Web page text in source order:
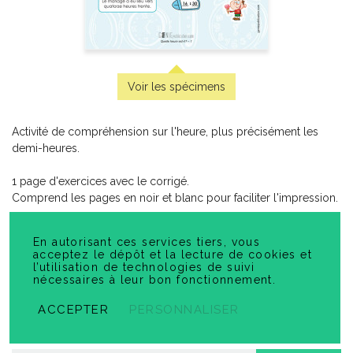
Voir les spécimens
Activité de compréhension sur l'heure, plus précisément les
demi-heures.
1 page d'exercices avec le corrigé.
Comprend les pages en noir et blanc pour faciliter l'impression.
Français langue seconde
année, 2e année, 3e année, 4 eannée, 5ᵉ année, 6
année
Politique de Confidentialité
© 2026 GÉNIEPUBLICATION. TOUS DROITS RÉSERVÉS
En autorisant ces services tiers, vous
acceptez le dépôt et la lecture de cookies et
l’utilisation de technologies de suivi
nécessaires à leur bon fonctionnement.
ACCEPTER PERSONNALISER